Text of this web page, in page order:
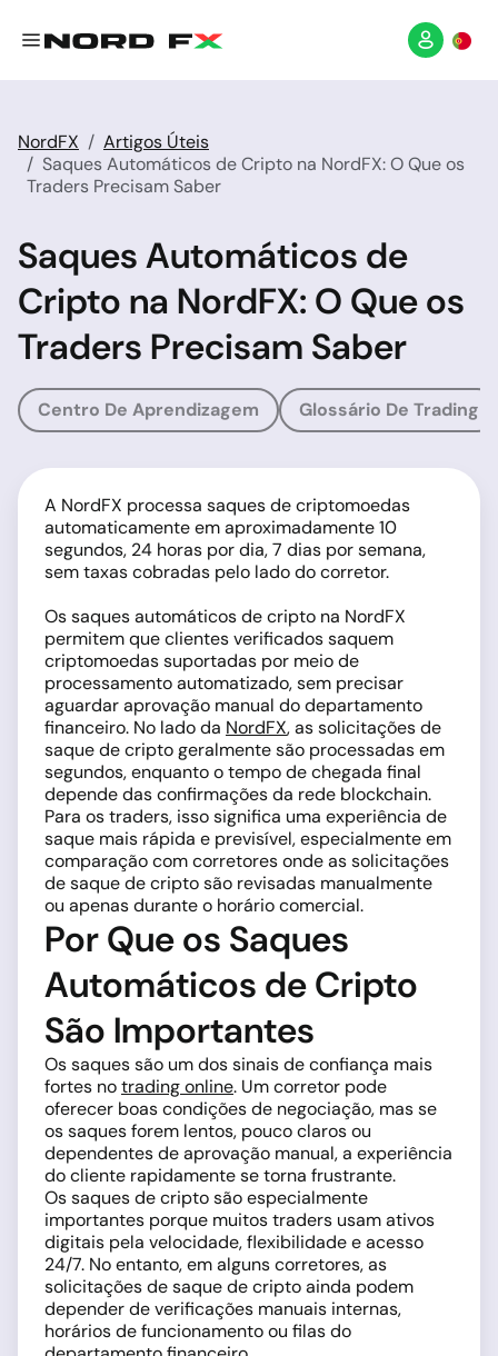
NordFX
Artigos Úteis
Saques Automáticos de Cripto na NordFX: O Que os
Traders Precisam Saber
Saques Automáticos de
Cripto na NordFX: O Que os
Traders Precisam Saber
Centro De Aprendizagem Glossário De Trading
A NordFX processa saques de criptomoedas
automaticamente em aproximadamente 10
segundos, 24 horas por dia, 7 dias por semana,
sem taxas cobradas pelo lado do corretor.
Os saques automáticos de cripto na NordFX
permitem que clientes verificados saquem
criptomoedas suportadas por meio de
processamento automatizado, sem precisar
aguardar aprovação manual do departamento
financeiro. No lado da NordFX, as solicitações de
saque de cripto geralmente são processadas em
segundos, enquanto o tempo de chegada final
depende das confirmações da rede blockchain.
Para os traders, isso significa uma experiência de
saque mais rápida e previsível, especialmente em
comparação com corretores onde as solicitações
de saque de cripto são revisadas manualmente
ou apenas durante o horário comercial.
Por Que os Saques
Automáticos de Cripto
São Importantes
Os saques são um dos sinais de confiança mais
fortes notrading online. Um corretor pode
oferecer boas condições de negociação, mas se
os saques forem lentos, pouco claros ou
dependentes de aprovação manual, a experiência
do cliente rapidamente se torna frustrante.
Os saques de cripto são especialmente
importantes porque muitos traders usam ativos
digitais pela velocidade, flexibilidade e acesso
24/7. No entanto, em alguns corretores, as
solicitações de saque de cripto ainda podem
depender de verificações manuais internas,
horários de funcionamento ou filas do